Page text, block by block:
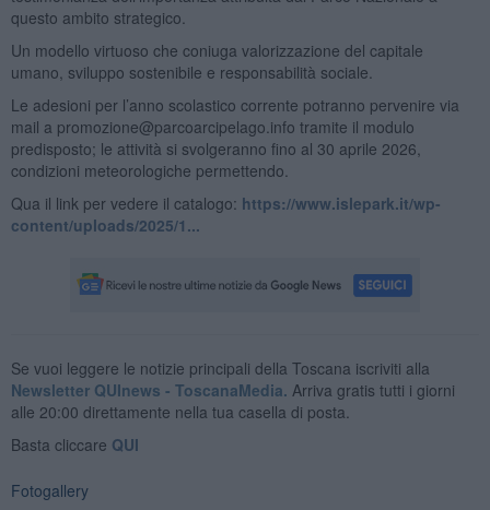
questo ambito strategico.
Un modello virtuoso che coniuga valorizzazione del capitale
umano, sviluppo sostenibile e responsabilità sociale.
Le adesioni per l’anno scolastico corrente potranno pervenire via
mail a promozione@parcoarcipelago.info tramite il modulo
predisposto; le attività si svolgeranno fino al 30 aprile 2026,
condizioni meteorologiche permettendo.
Qua il link per vedere il catalogo: https://www.islepark.it/wp-
content/uploads/2025/1...
Se vuoi leggere le notizie principali della Toscana iscriviti alla
Newsletter QUInews - ToscanaMedia. Arriva gratis tutti i giorni
alle 20:00 direttamente nella tua casella di posta.
Basta cliccare QUI
Fotogallery